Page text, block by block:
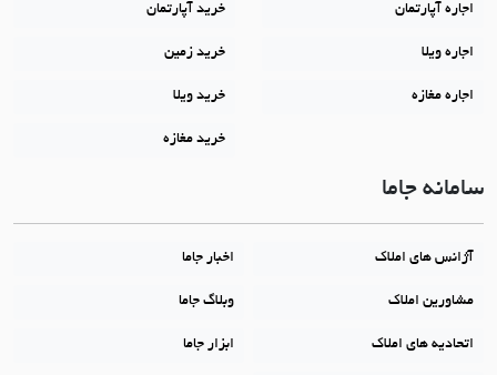
اجاره آپارتمان
اجاره ویلا
اجاره مغازه
خرید آپارتمان
خرید زمین
خرید ویلا
خرید مغازه
سامانه جاما
آژانس های املاک اخبار جاما
مشاورین املاک وبلاگ جاما
اتحادیه های املاک ابزار جاما